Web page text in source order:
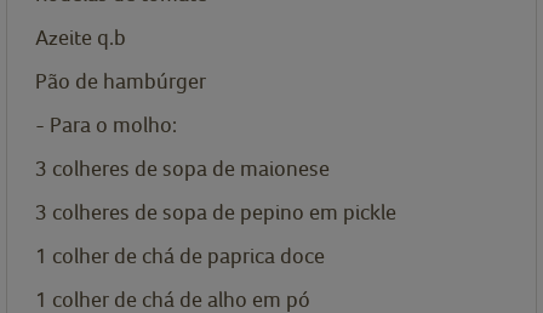
Azeite q.b
Pão de hambúrger
- Para o molho:
3 colheres de sopa de maionese
3 colheres de sopa de pepino em pickle
1 colher de chá de paprica doce
1 colher de chá de alho em pó